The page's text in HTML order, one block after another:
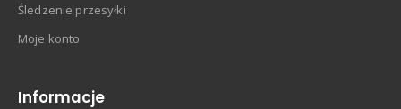
Śledzenie przesyłki
Moje konto
Informacje